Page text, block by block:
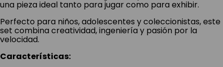
una pieza ideal tanto para jugar como para exhibir.
Perfecto para niños, adolescentes y coleccionistas, este
set combina creatividad, ingeniería y pasión por la
velocidad.
Características: